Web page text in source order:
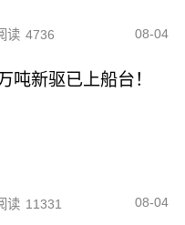
读 4736 08-04
吨新驱已上船台！
读 11331 08-04